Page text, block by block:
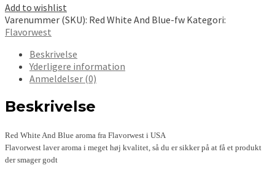
Add to wishlist
Varenummer (SKU): Red White And Blue-fw Kategori:
Flavorwest
Beskrivelse
Yderligere information
Anmeldelser (0)
Beskrivelse
Red White And Blue aroma fra Flavorwest i USA
Flavorwest laver aroma i meget høj kvalitet, så du er sikker på at få et produkt
der smager godt